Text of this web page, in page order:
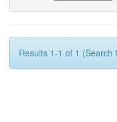
Results 1-1 of 1 (Search